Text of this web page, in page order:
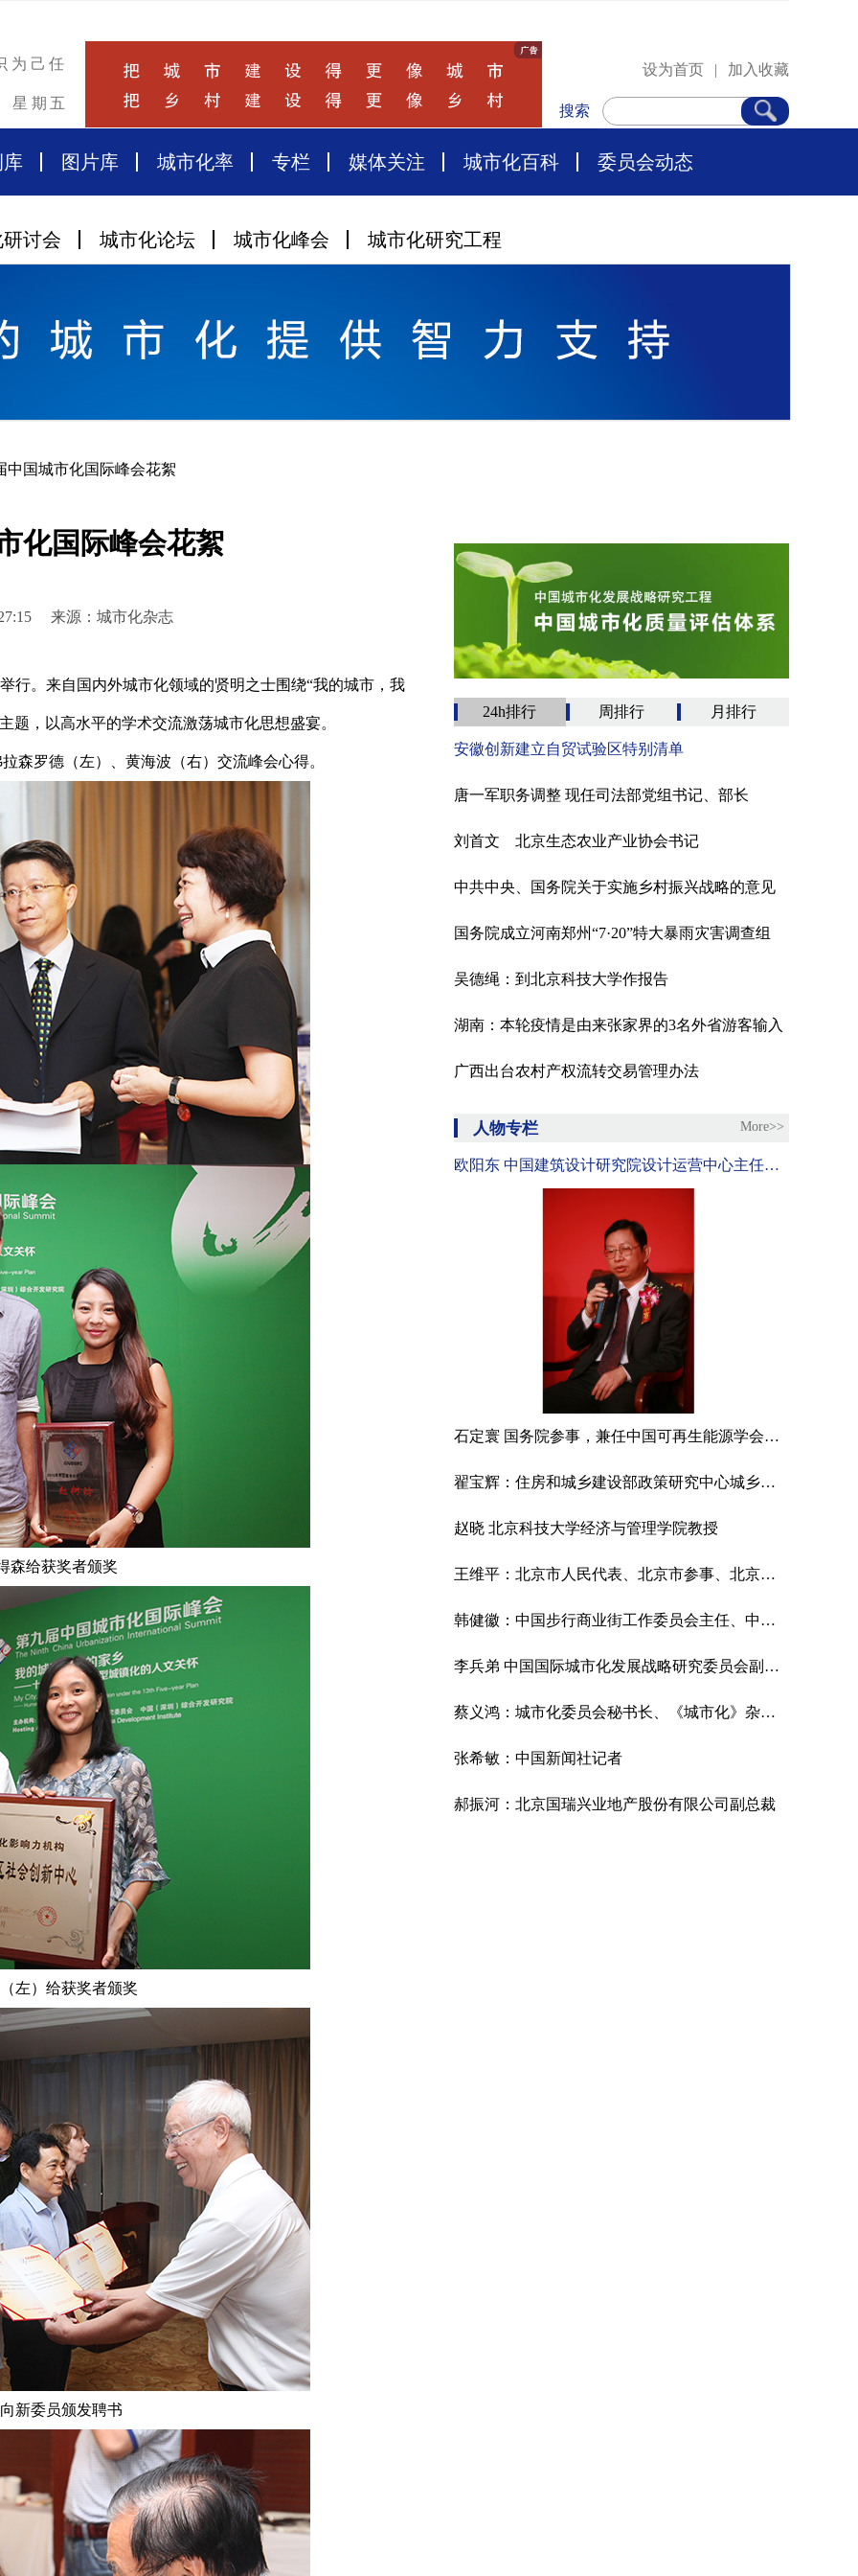
为己任
星期五
设为首页 | 加入收藏
搜索
库 图片库 城市化率 专栏 媒体关注 城市化百科 委员会动态
讨会 城市化论坛 城市化峰会 城市化研究工程
中国城市化国际峰会花絮
化国际峰会花絮
来源：城市化杂志
。来自国内外城市化领域的贤明之士围绕“我的城市，我
，以高水平的学术交流激荡城市化思想盛宴。
罗德（左）、黄海波（右）交流峰会心得。
森给获奖者颁奖
左）给获奖者颁奖
新委员颁发聘书
24h排行 周排行 月排行
安徽创新建立自贸试验区特别清单
唐一军职务调整 现任司法部党组书记、部长
刘首文 北京生态农业产业协会书记
中共中央、国务院关于实施乡村振兴战略的意见
国务院成立河南郑州“7·20”特大暴雨灾害调查组
吴德绳：到北京科技大学作报告
湖南：本轮疫情是由来张家界的3名外省游客输入
广西出台农村产权流转交易管理办法
人物专栏 More>>
欧阳东 中国建筑设计研究院设计运营中心主任、教授级高工
石定寰 国务院参事，兼任中国可再生能源学会理事长
翟宝辉：住房和城乡建设部政策研究中心城乡规划处处长
赵晓 北京科技大学经济与管理学院教授
王维平：北京市人民代表、北京市参事、北京市市容管理委员会副总工程师
韩健徽：中国步行商业街工作委员会主任、中国城市商业网点建设管理联合会副会长、中国商旅文产业联盟主任、中国庙会联盟主任。
李兵弟 中国国际城市化发展战略研究委员会副主任、住房和城乡建设部村镇建设司原司长、中国城市科学研究会副理事长
蔡义鸿：城市化委员会秘书长、《城市化》杂志社社长
张希敏：中国新闻社记者
郝振河：北京国瑞兴业地产股份有限公司副总裁